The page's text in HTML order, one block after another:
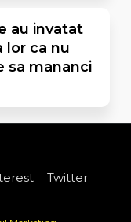
au invatat
lor ca nu
sa mananci
Twitter